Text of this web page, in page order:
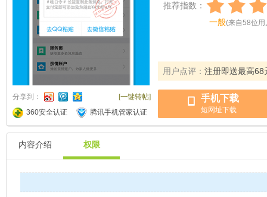
分享到：
[一键转帖]
360安全认证
腾讯手机管家认证
推荐指数：
一般(来自58位用
用户点评： 注册即送最高68
手机下载
短网址下载
内容介绍 权限